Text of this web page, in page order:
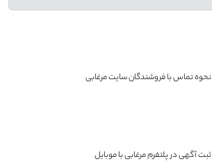
نحوه تماس با فروشندگان سایت مرغابی
ثبت آگهی در پلتفرم مرغابی با موبایل